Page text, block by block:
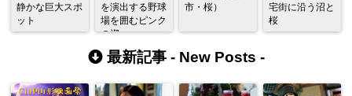
静かな巨大スポ
ット
を演出する野球
場を囲むピンク
の禊
市・桜）
宅街に沿う沼と
桜
最新記事 - New Posts -